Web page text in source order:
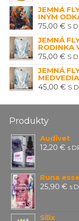
JEMNÁ
INÝM
75,00 € S
JEMNÁ
RODINKA
75,00 € S
JEMNÁ
45,00 € S
Produkty
Audivet
12,20€ s
Runa
25,90€ s
Silix